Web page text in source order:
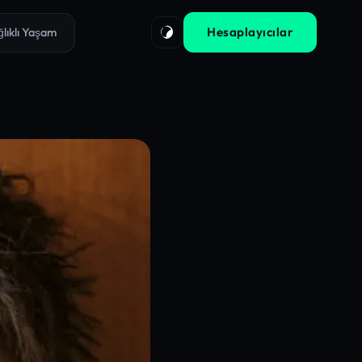
Yaşam Hesaplayıcılar